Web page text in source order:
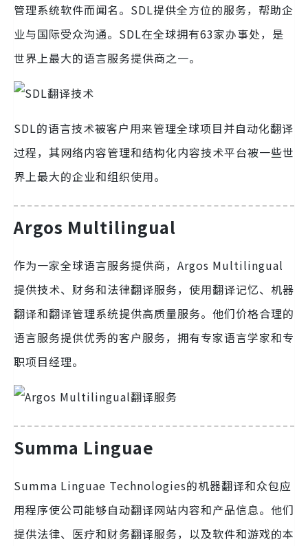
管理系统软件而闻名。SDL提供全方位的服务，帮助企
业与国际受众沟通。SDL在全球拥有63家办事处，是
世界上最大的语言服务提供商之一。
SDL的语言技术被客户用来管理全球项目并自动化翻译
过程，其网络内容管理和结构化内容技术平台被一些世
界上最大的企业和组织使用。
Argos Multilingual
作为一家全球语言服务提供商，Argos Multilingual
提供技术、财务和法律翻译服务，使用翻译记忆、机器
翻译和翻译管理系统提供高质量服务。他们价格合理的
语言服务提供优秀的客户服务，拥有专家语言学家和专
职项目经理。
Summa Linguae
Summa Linguae Technologies的机器翻译和众包应
用程序使公司能够自动翻译网站内容和产品信息。他们
提供法律、医疗和财务翻译服务，以及软件和游戏的本